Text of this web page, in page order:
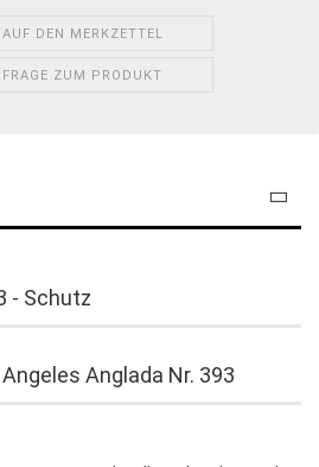
AUF DEN MERKZETTEL
FRAGE ZUM PRODUKT
- Schutz
Anglada Nr. 393